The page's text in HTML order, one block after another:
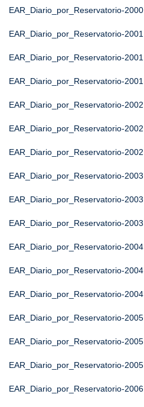
EAR_Diario_por_Reservatorio-2000
EAR_Diario_por_Reservatorio-2001
EAR_Diario_por_Reservatorio-2001
EAR_Diario_por_Reservatorio-2001
EAR_Diario_por_Reservatorio-2002
EAR_Diario_por_Reservatorio-2002
EAR_Diario_por_Reservatorio-2002
EAR_Diario_por_Reservatorio-2003
EAR_Diario_por_Reservatorio-2003
EAR_Diario_por_Reservatorio-2003
EAR_Diario_por_Reservatorio-2004
EAR_Diario_por_Reservatorio-2004
EAR_Diario_por_Reservatorio-2004
EAR_Diario_por_Reservatorio-2005
EAR_Diario_por_Reservatorio-2005
EAR_Diario_por_Reservatorio-2005
EAR_Diario_por_Reservatorio-2006